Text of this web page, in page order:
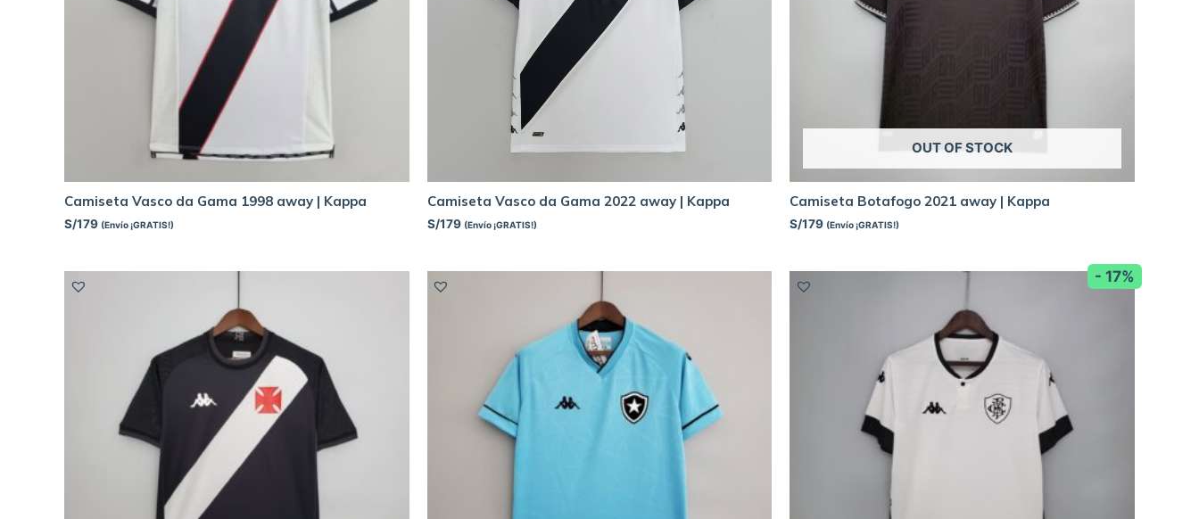
Camiseta Vasco da Gama 1998 away | Kappa
S/179 (Envío ¡GRATIS!)
Camiseta Vasco da Gama 2022 away | Kappa
S/179 (Envío ¡GRATIS!)
OUT OF STOCK
Camiseta Botafogo 2021 away | Kappa
S/179 (Envío ¡GRATIS!)
- 17%